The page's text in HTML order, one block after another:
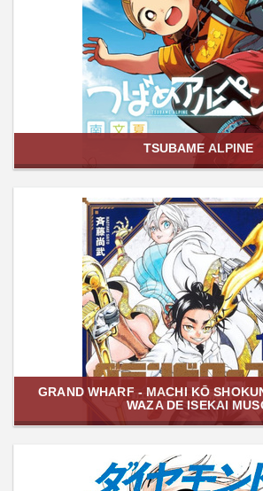
TSUBAME ALPINE
GRAND WHARF - MACHI KŌ
WAZA DE ISEKAI